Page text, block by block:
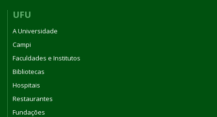
UFU
A Universidade
Campi
Faculdades e Institutos
Bibliotecas
Hospitais
Restaurantes
Fundações